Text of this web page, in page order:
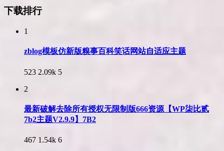
下载排行
1
zblog模板仿新版糗事百科笑话网站自适应主题
523 2.09k 5
2
最新破解去除所有授权无限制版666资源【WP柒比贰
7b2主题V2.9.9】7B2
467 1.54k 6